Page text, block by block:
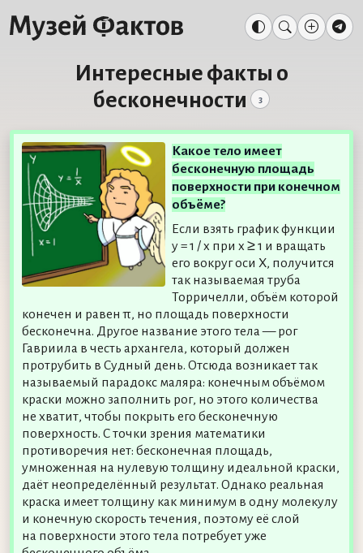
Интересные факты о
бесконечности
3
Какое тело имеет
бесконечную площадь
поверхности при конечном
объёме?
Если взять график функции
y = 1 / x при x ≥ 1 и вращать
его вокруг оси X, получится
так называемая труба
Торричелли, объём которой
конечен и равен π, но площадь поверхности
бесконечна. Другое название этого тела — рог
Гавриила в честь архангела, который должен
протрубить в Судный день. Отсюда возникает так
называемый парадокс маляра: конечным объёмом
краски можно заполнить рог, но этого количества
не хватит, чтобы покрыть его бесконечную
поверхность. С точки зрения математики
противоречия нет: бесконечная площадь,
умноженная на нулевую толщину идеальной краски,
даёт неопределённый результат. Однако реальная
краска имеет толщину как минимум в одну молекулу
и конечную скорость течения, поэтому её слой
на поверхности этого тела потребует уже